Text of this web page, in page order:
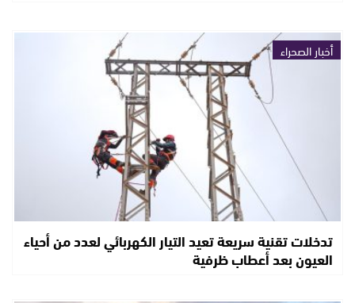
أخبار الصحراء
تدخلات تقنية سريعة تعيد التيار الكهربائي لعدد من أحياء
العيون بعد أعطاب ظرفية